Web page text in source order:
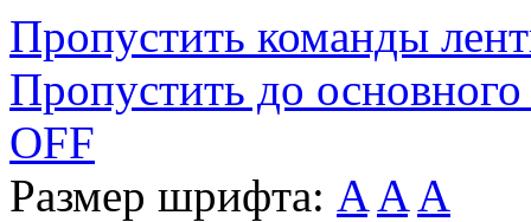
Пропустить команды
Пропустить до основного
OFF
Размер шрифта: A A A